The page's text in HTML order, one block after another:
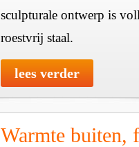
sculpturale ontwerp is
roestvrij staal.
lees verder
Warmte buiten,